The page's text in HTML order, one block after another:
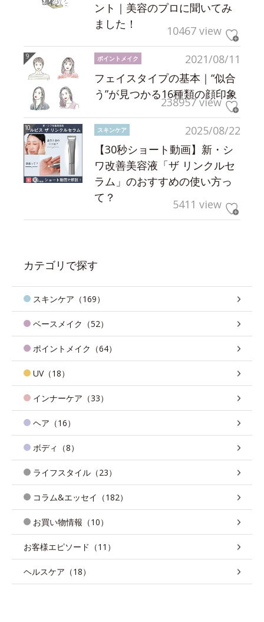
ント｜美容のプロに聞いてみ
ました！
10467 view
2021/08/11
ポイントメイク
フェイスタイプの基本｜“似合
う”が見つかる16種類の顔印象
238957 view
2025/08/22
スキンケア
【30秒ショート動画】新・シ
ワ改善美容液「ザ リンクルセ
ラム」のおすすめの使い方っ
て？
5411 view
カテゴリで探す
スキンケア（169）
ベースメイク（52）
ポイントメイク（64）
UV（18）
インナーケア（33）
ヘア（16）
ボディ（8）
ライフスタイル（23）
コラム&エッセイ（182）
お買い物情報（10）
お客様エピソード（11）
ヘルスケア（18）